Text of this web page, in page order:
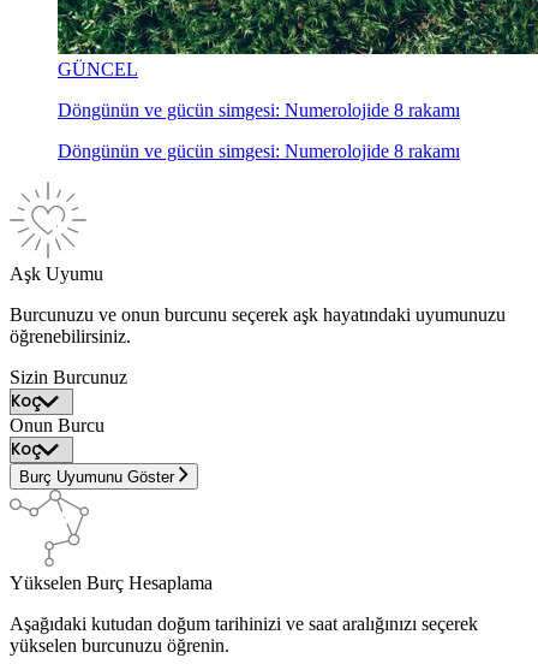
GÜNCEL
Döngünün ve gücün simgesi: Numerolojide 8 rakamı
Döngünün ve gücün simgesi: Numerolojide 8 rakamı
Aşk Uyumu
Burcunuzu ve onun burcunu seçerek aşk hayatındaki uyumunuzu
öğrenebilirsiniz.
Sizin Burcunuz
Onun Burcu
Burç Uyumunu Göster
Yükselen Burç Hesaplama
Aşağıdaki kutudan doğum tarihinizi ve saat aralığınızı seçerek
yükselen burcunuzu öğrenin.